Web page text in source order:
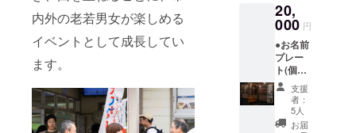
内外の老若男女が楽しめる
イベントとして成長してい
ます。
ルや注
意書き
をご確
認くだ
さい。
山南町
池谷
117-8
・支援
者様の
交通費
や滞在
費：支
援者様
の交通
20,
000 円
●お名前
プレー
ト(個人
向け) 感
謝の気
持ちを
込め
支援
者：
5人
お届